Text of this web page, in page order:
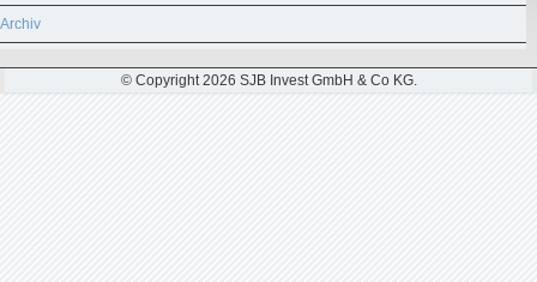
Archiv
© Copyright 2026 SJB Invest GmbH & Co KG.